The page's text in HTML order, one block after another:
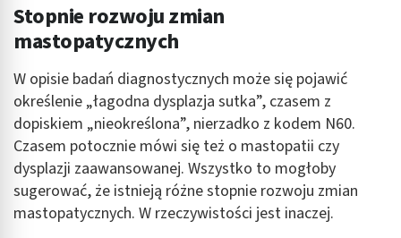
Stopnie rozwoju zmian
mastopatycznych
W opisie badań diagnostycznych może się pojawić
określenie „łagodna dysplazja sutka”, czasem z
dopiskiem „nieokreślona”, nierzadko z kodem N60.
Czasem potocznie mówi się też o mastopatii czy
dysplazji zaawansowanej. Wszystko to mogłoby
sugerować, że istnieją różne stopnie rozwoju zmian
mastopatycznych. W rzeczywistości jest inaczej.